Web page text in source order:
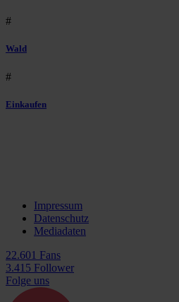
#
Wald
#
Einkaufen
Impressum
Datenschutz
Mediadaten
22.601 Fans
3.415 Follower
Folge uns